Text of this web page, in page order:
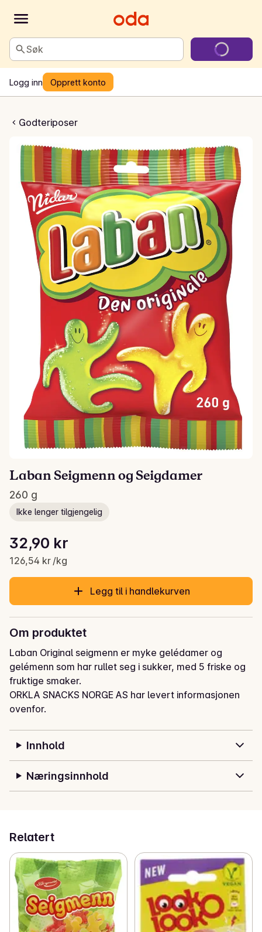
Søk
Logg inn Opprett konto
Godteriposer
og Seigdamer
Laban Seigmenn og Seigdamer
260 g
Ikke lenger tilgjengelig
Gjeldende pris er: 32,90 kr
32,90 kr
126,54 kr /kg
Stykkpris: 126,54 kr /kg
Legg til i handlekurven
Om produktet
Laban Original seigmenn er myke gelédamer og
gelémenn som har rullet seg i sukker, med 5 friske og
fruktige smaker.
ORKLA SNACKS NORGE AS har levert informasjonen
ovenfor.
Innhold
Næringsinnhold
Relatert